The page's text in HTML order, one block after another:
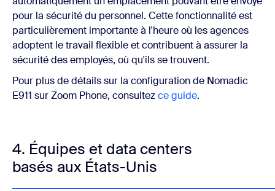
pour la sécurité du personnel. Cette fonctionnalité est
particulièrement importante à l'heure où les agences
adoptent le travail flexible et contribuent à assurer la
sécurité des employés, où qu'ils se trouvent.
Pour plus de détails sur la configuration de Nomadic
E911 sur Zoom Phone, consultezce guide.
4. Équipes et data centers
basés aux États-Unis